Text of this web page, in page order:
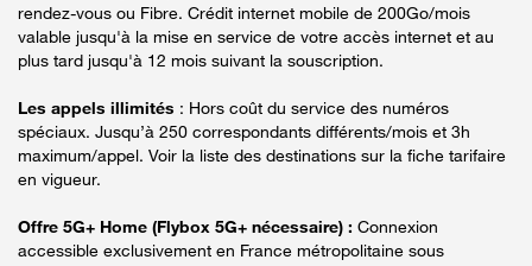
rendez-vous ou Fibre. Crédit internet mobile de 200Go/mois
valable jusqu'à la mise en service de votre accès internet et au
plus tard jusqu'à 12 mois suivant la souscription.
Les appels illimités : Hors coût du service des numéros
spéciaux. Jusqu’à 250 correspondants différents/mois et 3h
maximum/appel. Voir la liste des destinations sur la fiche tarifaire
en vigueur.
Offre 5G+ Home (Flybox 5G+ nécessaire) : Connexion
accessible exclusivement en France métropolitaine sous